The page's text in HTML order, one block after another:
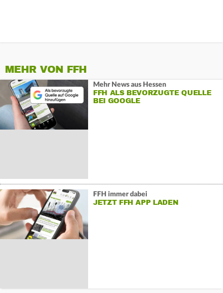
MEHR VON FFH
Mehr News aus Hessen
FFH ALS BEVORZUGTE QUELLE
BEI GOOGLE
FFH immer dabei
JETZT FFH APP LADEN